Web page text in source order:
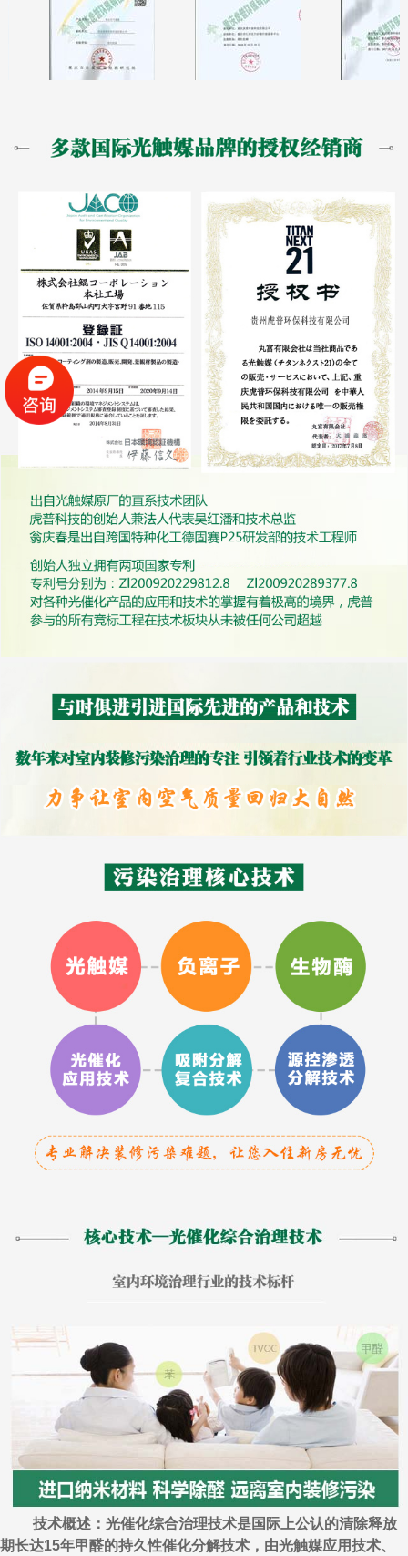
技术概述：光催化综合治理技术是国际上公认的清除释放
期长达15年甲醛的持久性催化分解技术，由光触媒应用技术、